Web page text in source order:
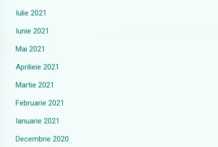
Iulie 2021
Iunie 2021
Mai 2021
Aprilieie 2021
Martie 2021
Februarie 2021
Ianuarie 2021
Decembrie 2020